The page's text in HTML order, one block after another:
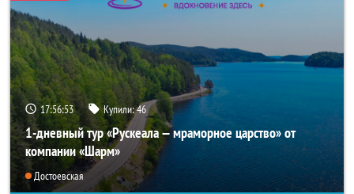
17:56:52 Купили:46
1-дневный тур «Рускеала — мраморное царство» от
компании «Шарм»
Достоевская